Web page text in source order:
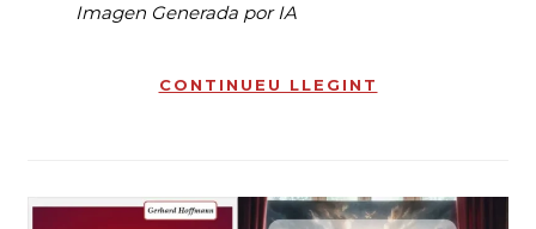
Imagen Generada por IA
CONTINUEU LLEGINT